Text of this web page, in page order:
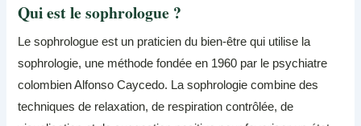
Qui est le sophrologue ?
Le sophrologue est un praticien du bien-être qui utilise la
sophrologie, une méthode fondée en 1960 par le psychiatre
colombien Alfonso Caycedo. La sophrologie combine des
techniques de relaxation, de respiration contrôlée, de